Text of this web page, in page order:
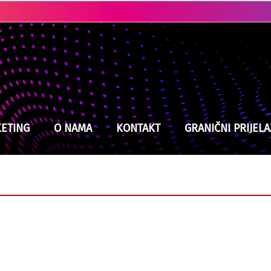
O NAMA KONTAKT GRANIČNI